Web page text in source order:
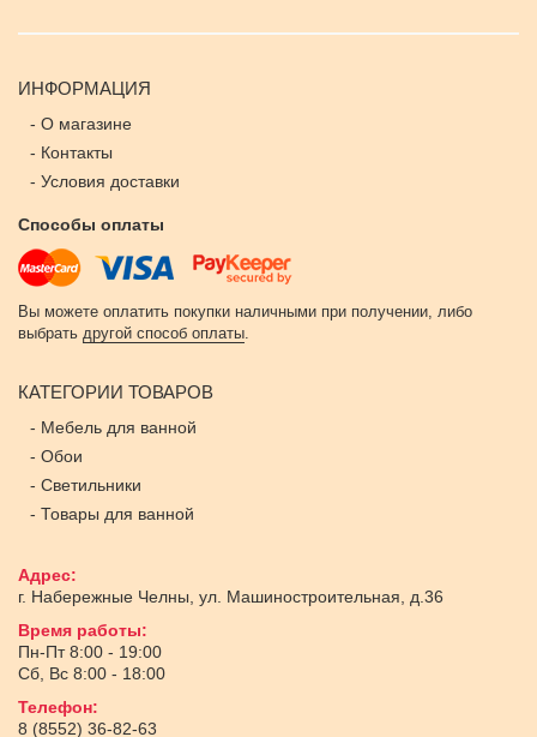
ИНФОРМАЦИЯ
- О магазине
- Контакты
- Условия доставки
Способы оплаты
Вы можете оплатить покупки наличными при получении, либо
выбрать другой способ оплаты.
КАТЕГОРИИ ТОВАРОВ
- Мебель для ванной
- Обои
- Светильники
- Товары для ванной
Адрес:
г. Набережные Челны ул. Машиностроительная, д.36
Время работы:
Пн-Пт 8:00 - 19:00
Сб, Вс 8:00 - 18:00
Телефон:
8 (8552) 36-82-63